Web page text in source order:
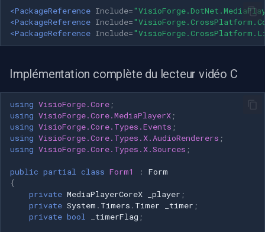
Spécifique à Windows
Spécifique à Linux
Spécifique à Apple
Arecont Vision
JVC
LG
Linksys
LTS
Q-See
Speco Technologies
<PackageReference Include=
<PackageReference Include=
<PackageReference Include=
Implémentation complète du lecteur vidéo C
using VisioForge.Core ;
using VisioForge.Core.MediaPlayerX ;
using VisioForge.Core.Types.Events ;
using VisioForge.Core.Types.X.AudioRenderers ;
using VisioForge.Core.Types.X.Sources ;
public partial class Form1 :
Form
{
private MediaPlayerCoreX _player ;
private System . Timers . Timer _timer ;
private bool _timerFlag ;